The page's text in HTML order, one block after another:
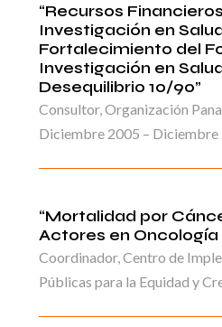
“Recursos
Investigación en
Fortalecimiento del
Investigación en
Desequilibrio 10/90”
Consultor, Organización
Diciembre 2005 – Diciembre
“Mortalidad por
Actores en Oncología
Coordinador, Centro de
Públicas para la Equidad y